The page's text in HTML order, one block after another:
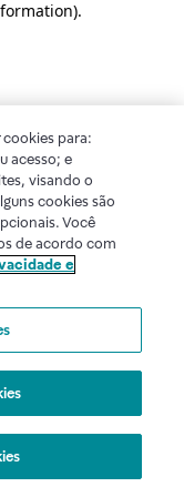
.
para:
acesso; e
visando o
cookies são
Você
de acordo com
e